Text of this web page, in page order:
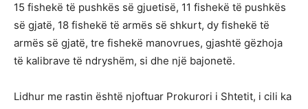
15 fishekë të pushkës së gjuetisë, 11 fishekë të pushkës
së gjatë, 18 fishekë të armës së shkurt, dy fishekë të
armës së gjatë, tre fishekë manovrues, gjashtë gëzhoja
të kalibrave të ndryshëm, si dhe një bajonetë.
Lidhur me rastin është njoftuar Prokurori i Shtetit, i cili ka